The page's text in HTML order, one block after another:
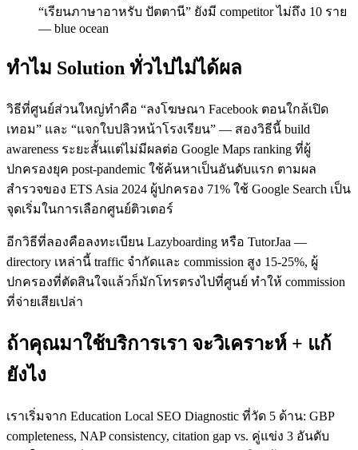
“เรียนภาษาอาหรับ ปัตตานี” ยังมี competitor ไม่ถึง 10 ราย
— blue ocean
ทำไม Solution ทั่วไปไม่ได้ผล
วิธีที่ศูนย์ส่วนใหญ่ทำคือ “ลงโฆษณา Facebook ตอนใกล้เปิด
เทอม” และ “แจกใบปลิวหน้าโรงเรียน” — สองวิธีนี้ build
awareness ระยะสั้นแต่ไม่มีผลต่อ Google Maps ranking ที่ผู้
ปกครองยุค post-pandemic ใช้ค้นหาเป็นอันดับแรก ตามผล
สำรวจของ ETS Asia 2024 ผู้ปกครอง 71% ใช้ Google Search เป็น
จุดเริ่มในการเลือกศูนย์ติวเตอร์
อีกวิธีที่ลองคือลงทะเบียน Lazyboarding หรือ TutorJaa —
directory เหล่านี้ traffic จำกัดและ commission สูง 15-25%, ผู้
ปกครองที่ตัดสินใจแล้วก็มักโทรตรงไปที่ศูนย์ ทำให้ commission
ที่จ่ายเสียเปล่า
ถ้าคุณมาใช้บริการเรา จะวิเคราะห์ + แก้
ยังไง
เราเริ่มจาก Education Local SEO Diagnostic ที่วัด 5 ด้าน: GBP
completeness, NAP consistency, citation gap vs. คู่แข่ง 3 อันดับ